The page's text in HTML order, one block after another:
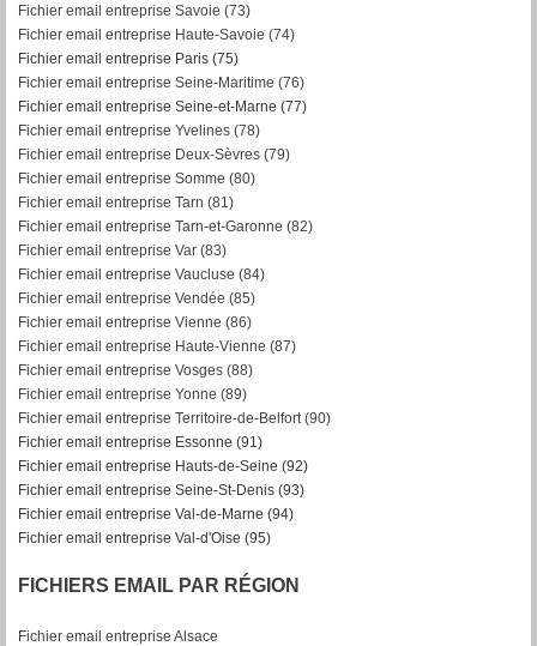
Fichier email entreprise Savoie (73)
Fichier email entreprise Haute-Savoie (74)
Fichier email entreprise Paris (75)
Fichier email entreprise Seine-Maritime (76)
Fichier email entreprise Seine-et-Marne (77)
Fichier email entreprise Yvelines (78)
Fichier email entreprise Deux-Sèvres (79)
Fichier email entreprise Somme (80)
Fichier email entreprise Tarn (81)
Fichier email entreprise Tarn-et-Garonne (82)
Fichier email entreprise Var (83)
Fichier email entreprise Vaucluse (84)
Fichier email entreprise Vendée (85)
Fichier email entreprise Vienne (86)
Fichier email entreprise Haute-Vienne (87)
Fichier email entreprise Vosges (88)
Fichier email entreprise Yonne (89)
Fichier email entreprise Territoire-de-Belfort (90)
Fichier email entreprise Essonne (91)
Fichier email entreprise Hauts-de-Seine (92)
Fichier email entreprise Seine-St-Denis (93)
Fichier email entreprise Val-de-Marne (94)
Fichier email entreprise Val-d'Oise (95)
FICHIERS EMAIL PAR RÉGION
Fichier email entreprise Alsace